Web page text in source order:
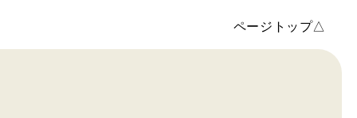
ページトップ△